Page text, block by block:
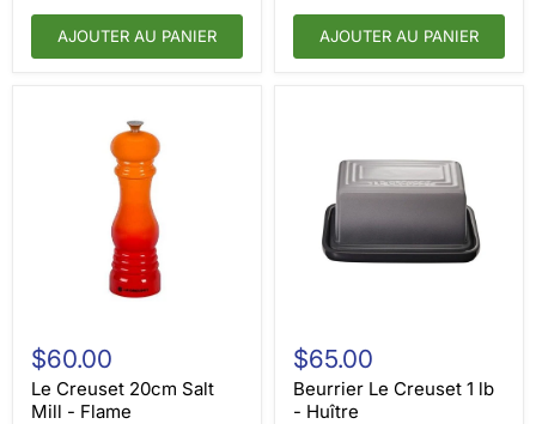
AJOUTER AU PANIER AJOUTER AU PANIER
Creuset
20cm
Salt
Mill
$60.00
Le Creuset 20cm Salt
Mill - Flame
Le
Creuset
$65.00
Beurrier Le Creuset 1 lb
- Huître